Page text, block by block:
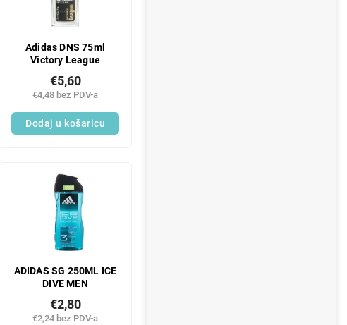
Adidas DNS 75ml
Victory League
€4,48 bez PDV-a
€5,60
Dodaj u košaricu
ADIDAS SG 250ML ICE
DIVE MEN
€2,24 bez PDV-a
€2,80